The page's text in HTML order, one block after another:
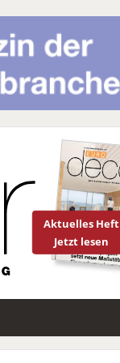
Aktuelles Heft
Jetzt lesen